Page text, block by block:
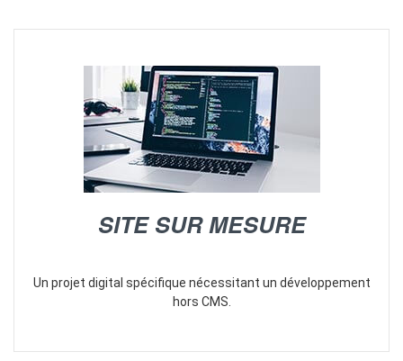
SITE SUR MESURE
Un projet digital spécifique nécessitant un développement
hors CMS.